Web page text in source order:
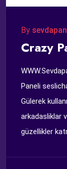
By
Crazy
Paneli
Gülerek
arkadasliklar
güzellikler